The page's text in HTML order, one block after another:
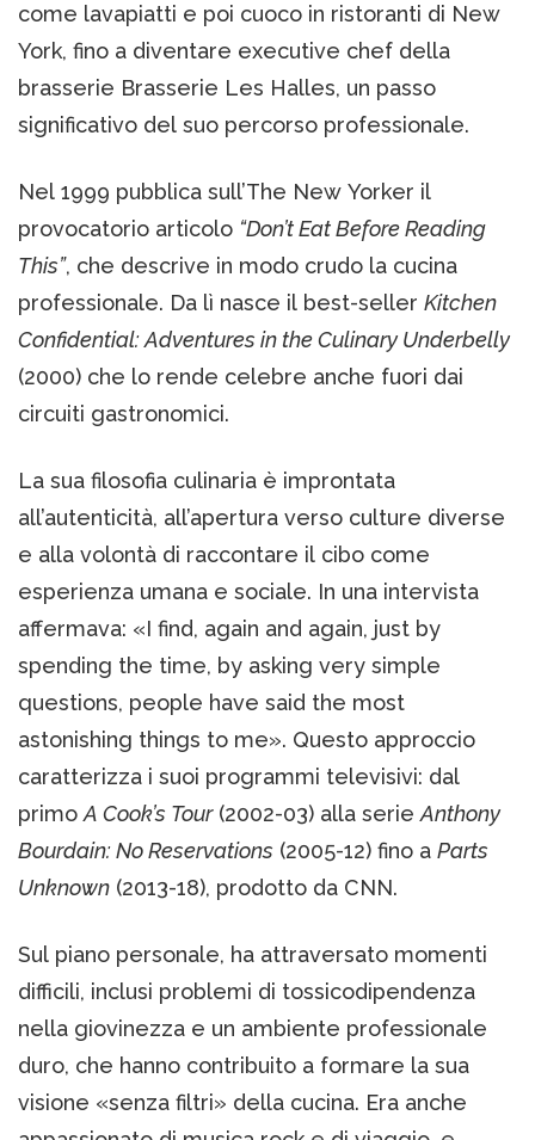
come lavapiatti e poi cuoco in ristoranti di New
York, fino a diventare executive chef della
brasserie Brasserie Les Halles, un passo
significativo del suo percorso professionale.
Nel 1999 pubblica sull’The New Yorker il
provocatorio articolo “Don’t Eat Before Reading
This”, che descrive in modo crudo la cucina
professionale. Da lì nasce il best-seller Kitchen
Confidential: Adventures in the Culinary Underbelly
(2000) che lo rende celebre anche fuori dai
circuiti gastronomici.
La sua filosofia culinaria è improntata
all’autenticità, all’apertura verso culture diverse
e alla volontà di raccontare il cibo come
esperienza umana e sociale. In una intervista
affermava: «I find, again and again, just by
spending the time, by asking very simple
questions, people have said the most
astonishing things to me». Questo approccio
caratterizza i suoi programmi televisivi: dal
primoA Cook’s Tour(2002-03) alla serieAnthony
Bourdain: No Reservations (2005-12) fino a Parts
Unknown (2013-18), prodotto da CNN.
Sul piano personale, ha attraversato momenti
difficili, inclusi problemi di tossicodipendenza
nella giovinezza e un ambiente professionale
duro, che hanno contribuito a formare la sua
visione «senza filtri» della cucina. Era anche